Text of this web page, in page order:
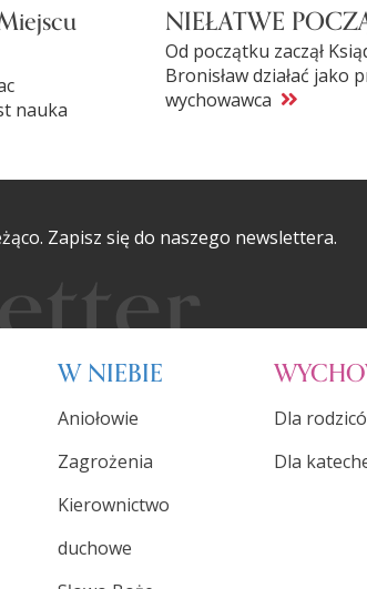
nauka
NIEŁATWE
Od początku zaczął
Bronisław działać jako
wychowawca
Zapisz się do naszego newslettera.
W NIEBIE
Aniołowie
Zagrożenia
Kierownictwo
duchowe
Dla
Dla